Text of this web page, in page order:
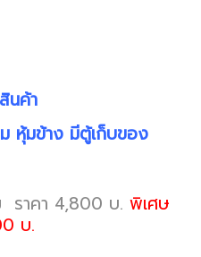
นค้า
หุ้มข้าง มีตู้เก็บของ
ราคา 4,800 บ. พิเศษ
บ.